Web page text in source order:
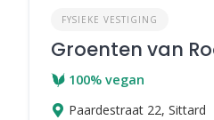
FYSIEKE VESTIGING
Groenten van
100% vegan
Paardestraat 22, Sittard